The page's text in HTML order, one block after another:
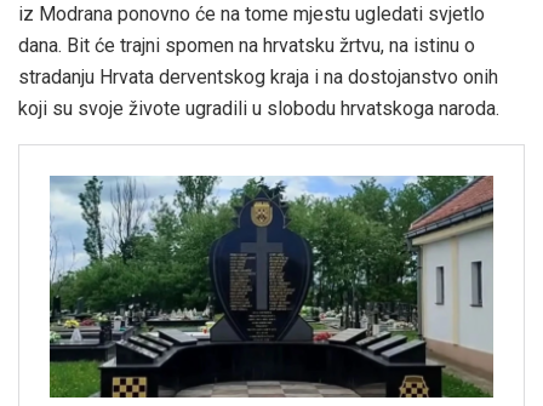
iz Modrana ponovno će na tome mjestu ugledati svjetlo
dana. Bit će trajni spomen na hrvatsku žrtvu, na istinu o
stradanju Hrvata derventskog kraja i na dostojanstvo onih
koji su svoje živote ugradili u slobodu hrvatskoga naroda.